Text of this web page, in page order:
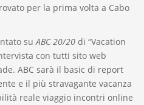
per la prima volta a Cabo
suABC20/20 di “Vacation
con tutti sito web
ABC sarà il basic di report
e il più stravagante vacanza
reale viaggio incontri online